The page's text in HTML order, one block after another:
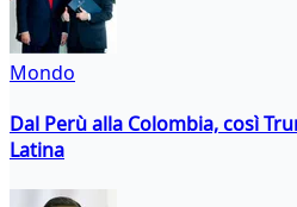
Mondo
Dal Perù alla Colombia, così
Latina